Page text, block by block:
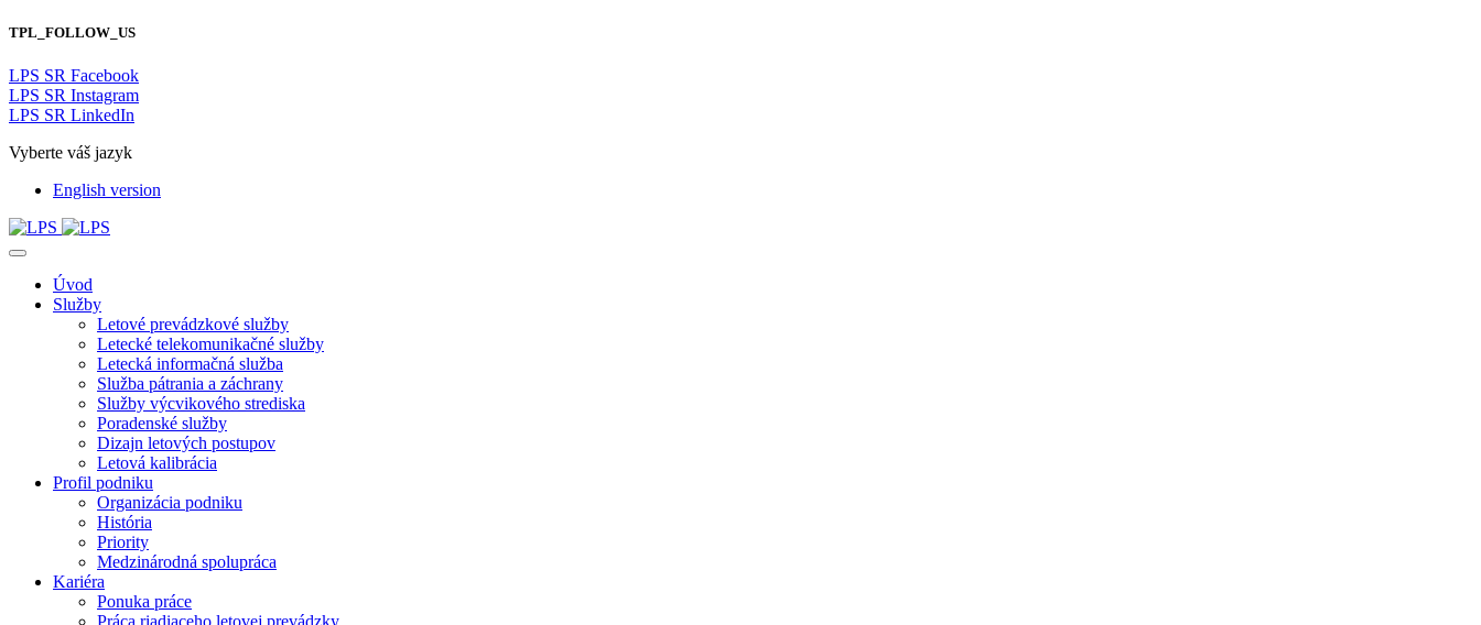
TPL_FOLLOW_US
LPS SR Facebook
LPS SR Instagram
LPS SR LinkedIn
Vyberte váš jazyk
English version
Úvod
Služby
Letové prevádzkové služby
Letecké telekomunikačné služby
Letecká informačná služba
Služba pátrania a záchrany
Služby výcvikového strediska
Poradenské služby
Dizajn letových postupov
Letová kalibrácia
Profil podniku
Organizácia podniku
História
Priority
Medzinárodná spolupráca
Kariéra
Ponuka práce